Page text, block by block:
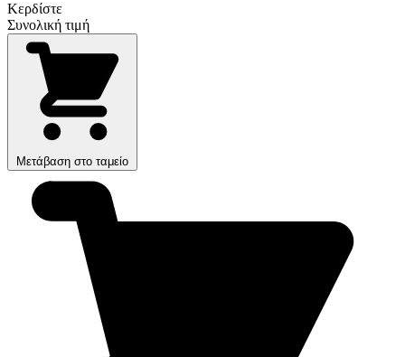
Κερδίστε
Συνολική τιμή
Μετάβαση στο ταμείο